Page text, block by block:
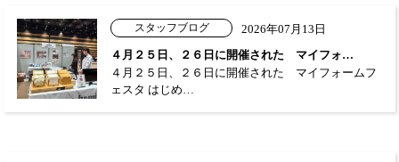
スタッフブログ
2026年07月13日
４月２５日、２６日に開催された マイフォ…
４月２５日、２６日に開催された マイフォームフ
ェスタ はじめ…